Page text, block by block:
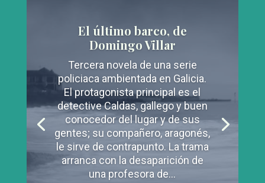
El último barco, de
Domingo Villar
Tercera novela de una serie
policiaca ambientada en Galicia.
El protagonista principal es el
detective Caldas, gallego y buen
conocedor del lugar y de sus
gentes; su compañero, aragonés,
le sirve de contrapunto. La trama
arranca con la desaparición de
una profesora de...